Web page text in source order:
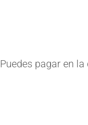
Puedes pagar en